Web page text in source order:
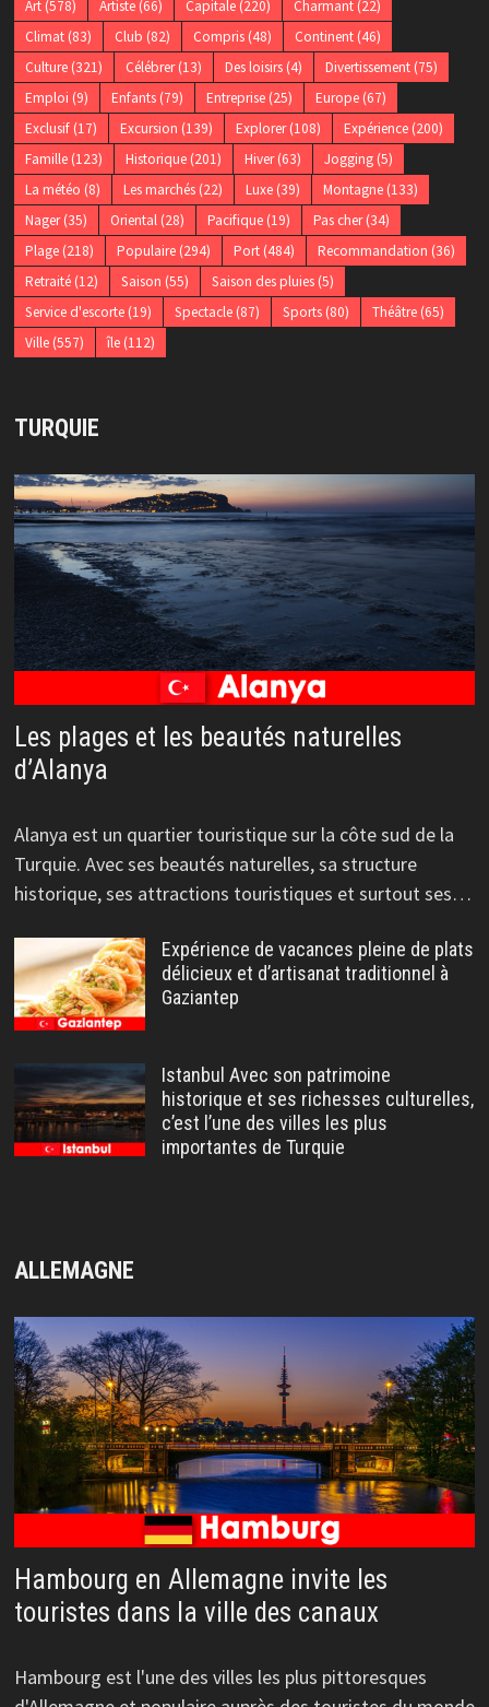
Art(578) Artiste(66) Capitale(220) Charmant(22)
Climat(83) Club (82) Compris(48) Continent(46)
Culture(321) Célébrer(13) Des loisirs(4) Divertissement(75)
Emploi (9) Enfants(79) Entreprise(25) Europe(67)
Exclusif(17) Excursion (139) Explorer(108) Expérience(200)
Famille(123) Historique(201) Hiver(63) Jogging(5)
La météo (8) Les marchés(22) Luxe(39) Montagne(133)
Nager(35) Oriental(28) Pacifique(19) Pas cher(34)
Plage(218) Populaire(294) Port(484) Recommandation (36)
Retraité(12) Saison (55) Saison des pluies(5)
Service d'escorte(19) Spectacle(87) Sports(80) Théâtre(65)
Ville(557) île(112)
TURQUIE
Les plages et les beautés naturelles
d’Alanya
Alanya est un quartier touristique sur la côte sud de la
Turquie. Avec ses beautés naturelles, sa structure
historique, ses attractions touristiques et surtout ses…
Expérience de vacances pleine de plats
délicieux et d’artisanat traditionnel à
Gaziantep
Istanbul Avec son patrimoine
historique et ses richesses culturelles,
c’est l’une des villes les plus
importantes de Turquie
ALLEMAGNE
Hambourg en Allemagne invite les
touristes dans la ville des canaux
Hambourg est l'une des villes les plus pittoresques